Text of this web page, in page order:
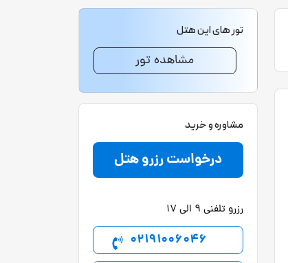
تور های این هتل
مشاهده تور
مشاوره و خرید
درخواست رزرو هتل
رزرو تلفنی 9 الی 17
02191006046